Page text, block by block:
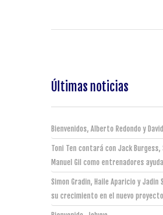
Últimas noticias
Bienvenidos, Alberto Redondo y
Toni Ten contará con Jack Burgess,
Manuel Gil como entrenadores
Simon Gradin, Haile Aparicio y
su crecimiento en el nuevo proyecto